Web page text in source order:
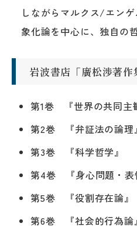
しながらマルクス/エン
象化論を中心に、独自の
岩波書店「廣松渉著
第1巻 『世界の共同主
第2巻 『弁証法の論理
第3巻 『科学哲学』
第4巻 『身心問題・表
第5巻 『役割存在論』
第6巻 『社会的行為論